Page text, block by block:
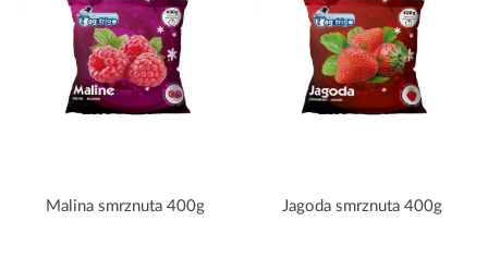
Malina smrznuta 400g Jagoda smrznuta 400g